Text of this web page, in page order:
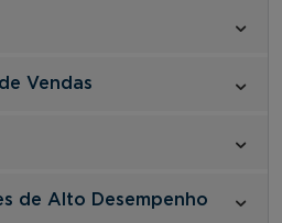
Vendas
de Alto Desempenho